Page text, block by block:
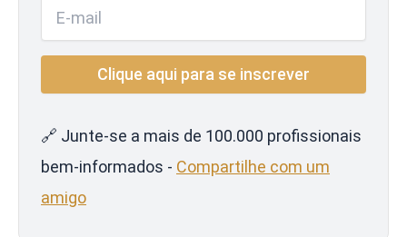
🔗 Junte-se a mais de 100.000 profissionais
bem-informados - Compartilhe com um
amigo